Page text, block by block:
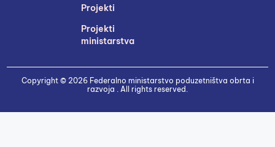
Projekti
Projekti
ministarstva
Copyright © 2026 Federalno ministarstvo poduzetništva obrta i
razvoja . All rights reserved.